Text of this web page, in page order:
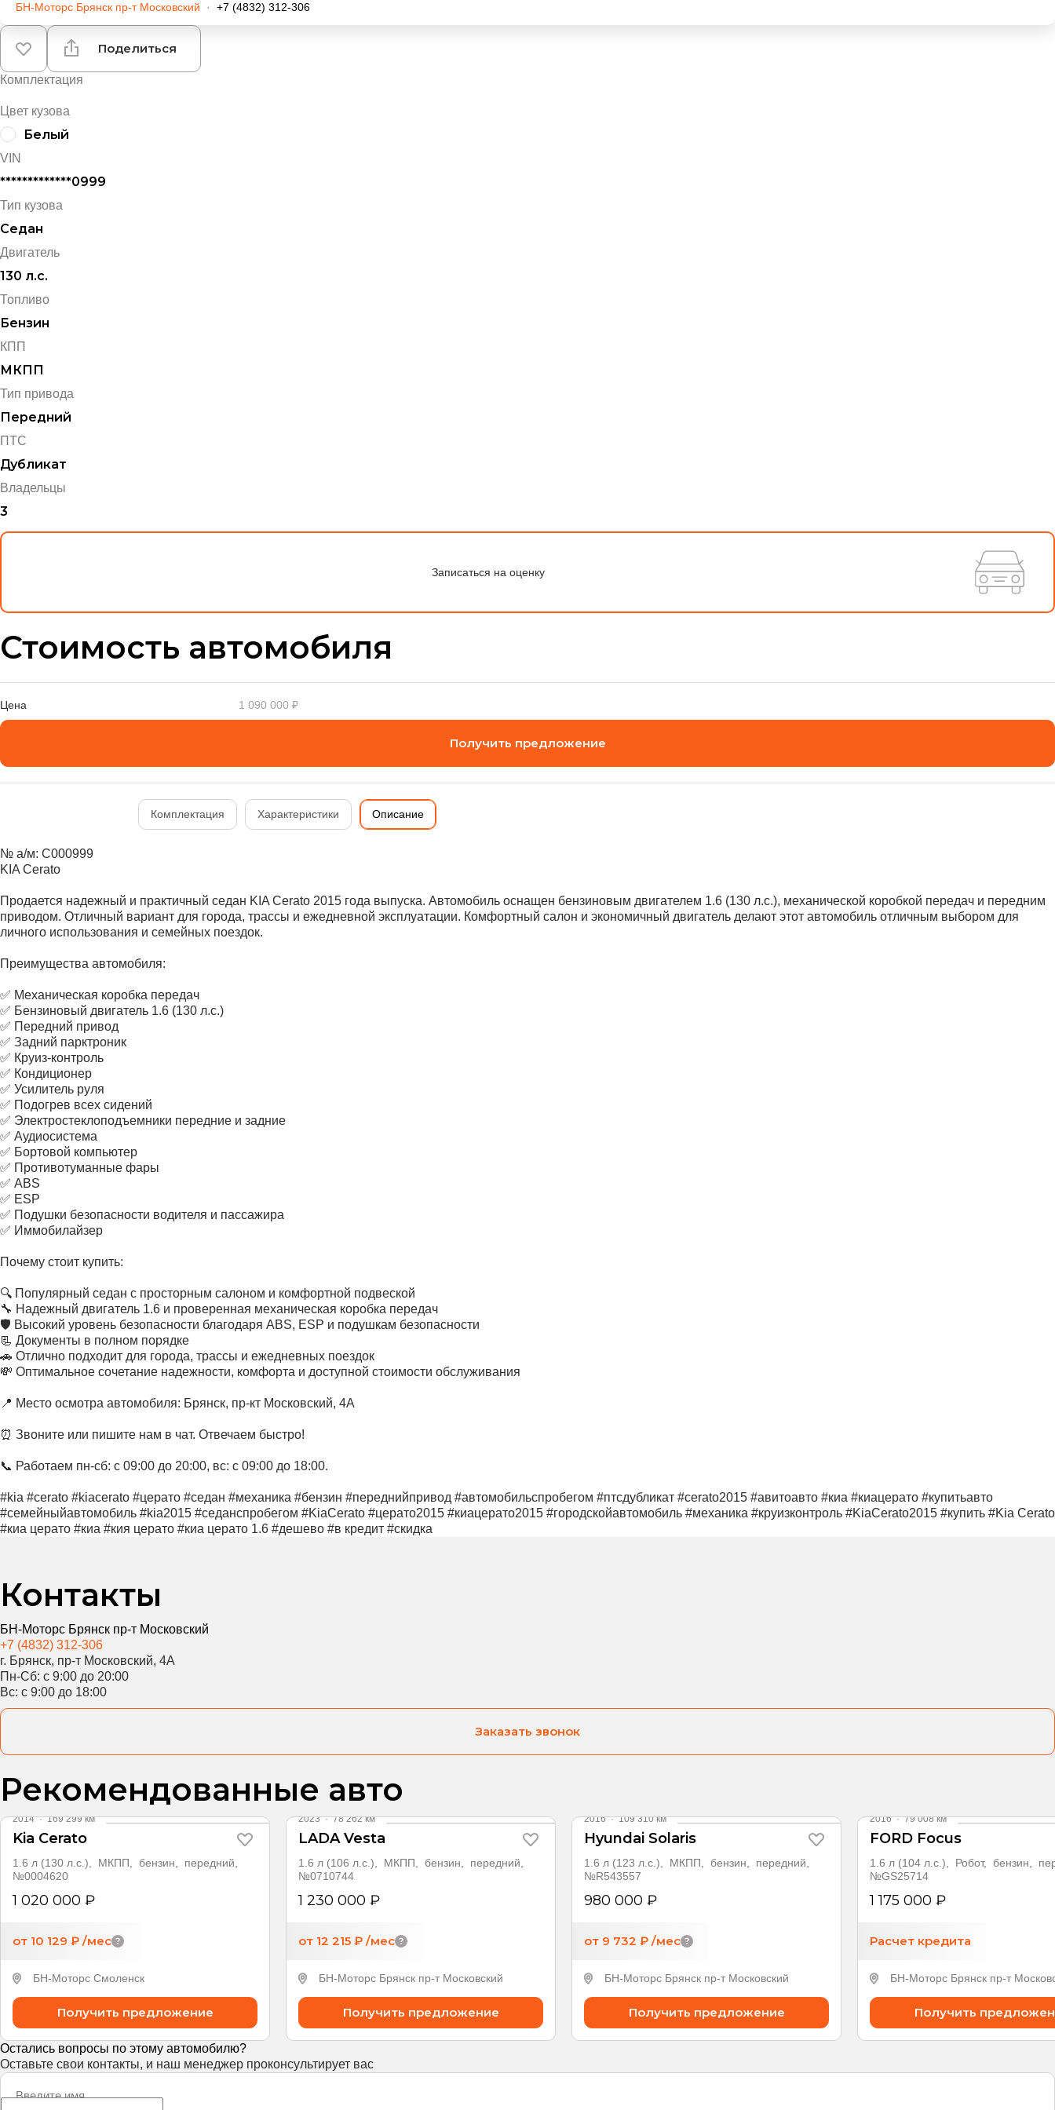
БН-Моторс Брянск пр-т Московский · +7 (4832) 312-306
Поделиться
Комплектация
Цвет кузова
Белый
VIN
*************0999
Тип кузова
Седан
Двигатель
130 л.с.
Топливо
Бензин
КПП
МКПП
Тип привода
Передний
ПТС
Дубликат
Владельцы
3
Записаться на оценку
Стоимость автомобиля
Цена 1 090 000 ₽
Получить предложение
Комплектация Характеристики Описание
№ а/м: C000999
KIA Cerato
Продается надежный и практичный седан KIA Cerato 2015 года выпуска. Автомобиль оснащен бензиновым двигателем 1.6 (130 л.с.), механической коробкой передач и передним
приводом. Отличный вариант для города, трассы и ежедневной эксплуатации. Комфортный салон и экономичный двигатель делают этот автомобиль отличным выбором для
личного использования и семейных поездок.
Преимущества автомобиля:
✅ Механическая коробка передач
✅ Бензиновый двигатель 1.6 (130 л.с.)
✅ Передний привод
✅ Задний парктроник
✅ Круиз-контроль
✅ Кондиционер
✅ Усилитель руля
✅ Подогрев всех сидений
✅ Электростеклоподъемники передние и задние
✅ Аудиосистема
✅ Бортовой компьютер
✅ Противотуманные фары
✅ ABS
✅ ESP
✅ Подушки безопасности водителя и пассажира
✅ Иммобилайзер
Почему стоит купить:
🔍 Популярный седан с просторным салоном и комфортной подвеской
🔧 Надежный двигатель 1.6 и проверенная механическая коробка передач
🛡 Высокий уровень безопасности благодаря ABS, ESP и подушкам безопасности
📃 Документы в полном порядке
🚗 Отлично подходит для города, трассы и ежедневных поездок
💸 Оптимальное сочетание надежности, комфорта и доступной стоимости обслуживания
📍 Место осмотра автомобиля: Брянск, пр-кт Московский, 4А
⏰ Звоните или пишите нам в чат. Отвечаем быстро!
📞 Работаем пн-сб: с 09:00 до 20:00, вс: с 09:00 до 18:00.
#kia #cerato #kiacerato #церато #седан #механика #бензин #переднийпривод #автомобильспробегом #птсдубликат #cerato2015 #авитоавто #киа #киацерато #купитьавто
#семейныйавтомобиль #kia2015 #седанспробегом #KiaCerato #церато2015 #киацерато2015 #городскойавтомобиль #механика #круизконтроль #KiaCerato2015 #купить #Kia Cerato
#киа церато #киа #кия церато #киа церато 1.6 #дешево #в кредит #скидка
Контакты
БН-Моторс Брянск пр-т Московский
+7 (4832) 312-306
г. Брянск, пр-т Московский, 4А
Пн-Сб: с 9:00 до 20:00
Вс: с 9:00 до 18:00
Заказать звонок
Рекомендованные авто
2014·169 299 км
Kia Cerato
1.6 л (130 л.с.), МКПП, бензин, передний,
№0004620
1 020 000 ₽
от 10 129 ₽ /мес
БН-Моторс Смоленск
Получить предложение
2023·78 262 км
LADA Vesta
1.6 л (106 л.с.), МКПП, бензин, передний,
№0710744
1 230 000 ₽
от 12 215 ₽ /мес
БН-Моторс Брянск пр-т Московский
Получить предложение
2016·109 310 км
Hyundai Solaris
1.6 л (123 л.с.), МКПП, бензин, передний,
№R543557
980 000 ₽
от 9 732 ₽ /мес
БН-Моторс Брянск пр-т Московский
Получить предложение
2016·79 008 км
FORD Focus
1.6 л (104 л.с.), Робот, бензин,
№GS25714
1 175 000 ₽
Расчет кредита
БН-Моторс Брянск пр-т
Получить
Остались вопросы по этому автомобилю?
Оставьте свои контакты, и наш менеджер проконсультирует вас
Введите имя